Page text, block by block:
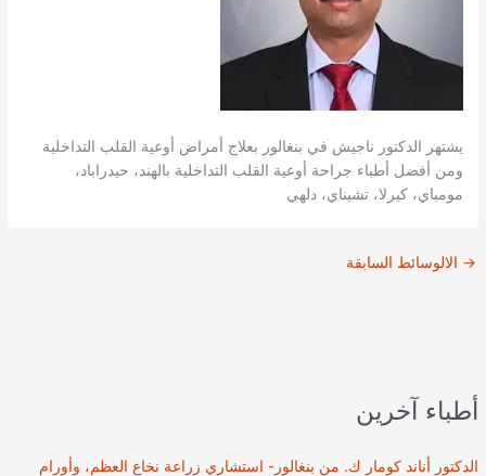
أطباء آخرين
الدكتور أناند كومار ك. من بنغالور- استشاري زراعة نخاع العظم، وأورام
يشتهر الدكتور ناجيش في بنغالور بعلاج أمراض أوعية القلب التداخلية
ومن أفضل أطباء جراحة أوعية القلب التداخلية بالهند، حيدراباد،
مومباي، كيرلا، تشيناي، دلهي
→ الالوسائط السابقة